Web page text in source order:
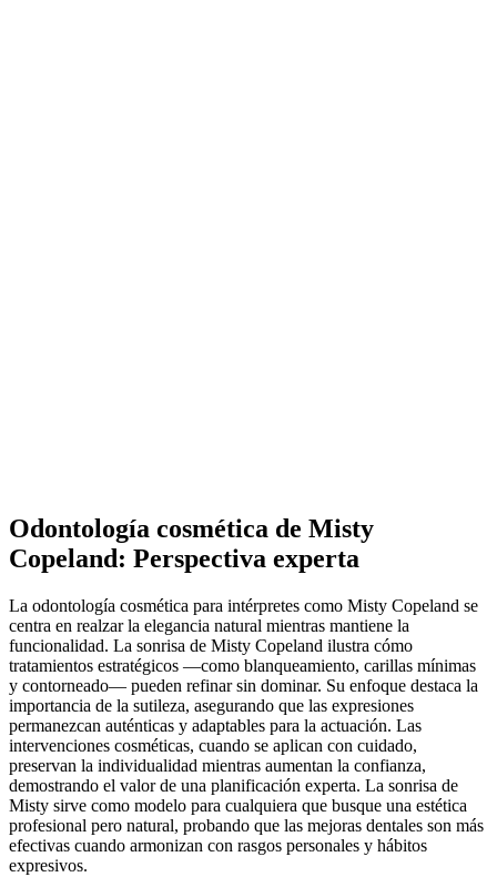
Odontología cosmética de Misty
Copeland: Perspectiva experta
La odontología cosmética para intérpretes como Misty Copeland se
centra en realzar la elegancia natural mientras mantiene la
funcionalidad. La sonrisa de Misty Copeland ilustra cómo
tratamientos estratégicos —como blanqueamiento, carillas mínimas
y contorneado— pueden refinar sin dominar. Su enfoque destaca la
importancia de la sutileza, asegurando que las expresiones
permanezcan auténticas y adaptables para la actuación. Las
intervenciones cosméticas, cuando se aplican con cuidado,
preservan la individualidad mientras aumentan la confianza,
demostrando el valor de una planificación experta. La sonrisa de
Misty sirve como modelo para cualquiera que busque una estética
profesional pero natural, probando que las mejoras dentales son más
efectivas cuando armonizan con rasgos personales y hábitos
expresivos.